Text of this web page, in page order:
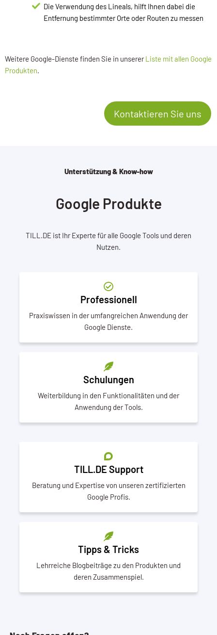
Die Verwendung des Lineals, hilft Ihnen dabei die
Entfernung bestimmter Orte oder Routen zu messen
Weitere Google-Dienste finden Sie in unsererListe mit allen Google
Produkten.
Kontaktieren Sie uns
Unterstützung & Know-how
Google Produkte
TILL.DE ist Ihr Experte für alle Google Tools und deren
Nutzen.
Professionell
Praxiswissen in der umfangreichen Anwendung der
Google Dienste.
Schulungen
Weiterbildung in den Funktionalitäten und der
Anwendung der Tools.
TILL.DE Support
Beratung und Expertise von unseren zertifizierten
Google Profis.
Tipps & Tricks
Lehrreiche Blogbeiträge zu den Produkten und
deren Zusammenspiel.